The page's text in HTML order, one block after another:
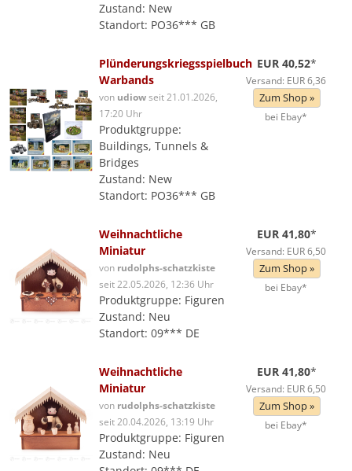
Zustand: New
Standort: PO36*** GB
Plünderungskriegsspielbuch
Warbands
von udiowseit 21.01.2026,
17:20 Uhr
Produktgruppe:
Buildings, Tunnels &
Bridges
Zustand: New
Standort: PO36*** GB
EUR 40,52*
Versand: EUR 6,36
Zum Shop »
bei Ebay*
Weihnachtliche
Miniatur
von rudolphs-schatzkiste
seit 22.05.2026, 12:36 Uhr
Produktgruppe: Figuren
Zustand: Neu
Standort: 09*** DE
EUR 41,80*
Versand: EUR 6,50
Zum Shop »
bei Ebay*
Weihnachtliche
Miniatur
von rudolphs-schatzkiste
seit 20.04.2026, 13:19 Uhr
Produktgruppe: Figuren
Zustand: Neu
EUR 41,80*
Versand: EUR 6,50
Zum Shop »
bei Ebay*